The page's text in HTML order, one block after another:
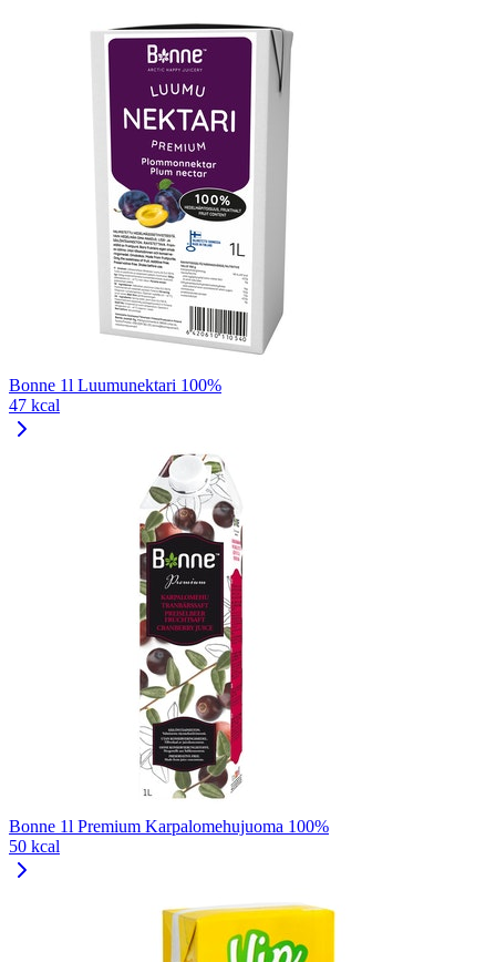
Bonne 1l Luumunektari 100%
47 kcal
Bonne 1l Premium Karpalomehujuoma 100%
50 kcal